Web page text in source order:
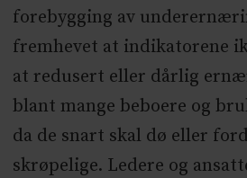
forebygging av
fremhevet at indikatorene
at redusert eller dårlig
blant mange beboere og
da de snart skal dø eller
skrøpelige. Ledere og